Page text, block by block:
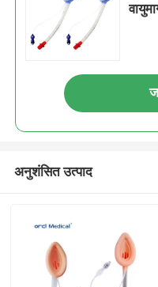
अनुशंसित उत्पाद